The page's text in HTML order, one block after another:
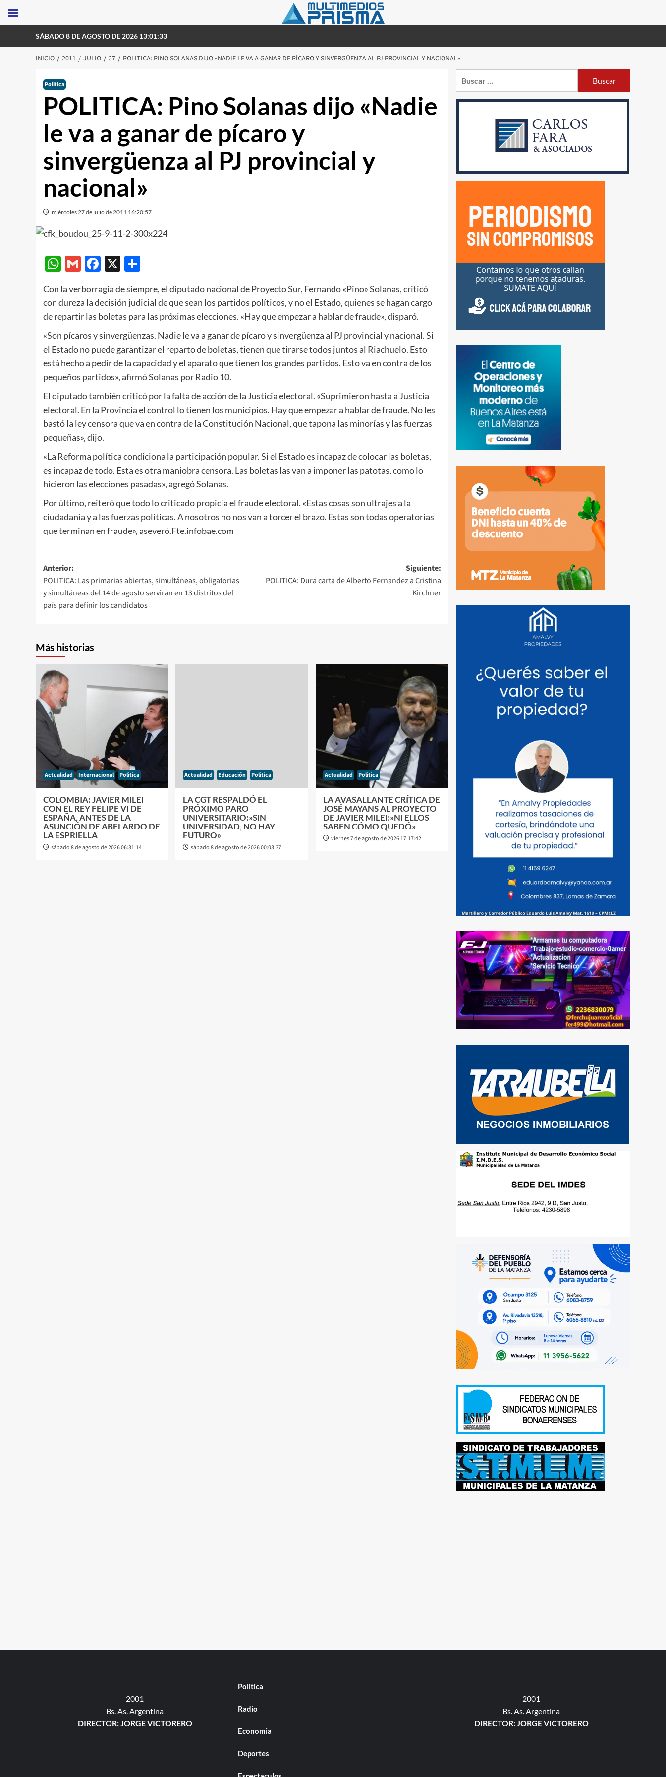
SÁBADO 8 DE AGOSTO DE 2026 13:01:33
INICIO 2011 JULIO 27 POLITICA: PINO SOLANAS DIJO «NADIE LE VA A GANAR DE PÍCARO Y SINVERGÜENZA AL PJ PROVINCIAL Y NACIONAL»
Politica
POLITICA: Pino Solanas dijo «Nadie
le va a ganar de pícaro y
sinvergüenza al PJ provincial y
nacional»
miércoles 27 de julio de 2011 16:20:57
WhatsApp
GmailFacebook
X
Con la verborragia de siempre, el diputado nacional de Proyecto Sur, Fernando «Pino» Solanas, criticó
con dureza la decisión judicial de que sean los partidos políticos, y no el Estado, quienes se hagan cargo
de repartir las boletas para las próximas elecciones. «Hay que empezar a hablar de fraude», disparó.
«Son pícaros y sinvergüenzas. Nadie le va a ganar de pícaro y sinvergüenza al PJ provincial y nacional. Si
el Estado no puede garantizar el reparto de boletas, tienen que tirarse todos juntos al Riachuelo. Esto
está hecho a pedir de la capacidad y el aparato que tienen los grandes partidos. Esto va en contra de los
pequeños partidos», afirmó Solanas por Radio 10.
El diputado también criticó por la falta de acción de la Justicia electoral. «Suprimieron hasta a Justicia
electoral. En la Provincia el control lo tienen los municipios. Hay que empezar a hablar de fraude. No les
bastó la ley censora que va en contra de la Constitución Nacional, que tapona las minorías y las fuerzas
pequeñas», dijo.
«La Reforma política condiciona la participación popular. Si el Estado es incapaz de colocar las boletas,
es incapaz de todo. Esta es otra maniobra censora. Las boletas las van a imponer las patotas, como lo
hicieron las elecciones pasadas», agregó Solanas.
Por último, reiteró que todo lo criticado propicia el fraude electoral. «Estas cosas son ultrajes a la
ciudadanía y a las fuerzas políticas. A nosotros no nos van a torcer el brazo. Estas son todas operatorias
que terminan en fraude», aseveró.Fte.infobae.com
Navegación
de
entradas
Anterior:
POLITICA: Las primarias abiertas, simultáneas, obligatorias
y simultáneas del 14 de agosto servirán en 13 distritos del
país para definir los candidatos
Siguiente:
POLITICA: Dura carta de Alberto Fernandez a Cristina
Kirchner
Más historias
Actualidad Internacional Politica
COLOMBIA: JAVIER MILEI
CON EL REY FELIPE VI DE
ESPAÑA, ANTES DE LA
ASUNCIÓN DE ABELARDO DE
LA ESPRIELLA
sábado 8 de agosto de 2026 06:31:14
Actualidad Educación Politica
LA CGT RESPALDÓ EL
PRÓXIMO PARO
UNIVERSITARIO:»SIN
UNIVERSIDAD, NO HAY
FUTURO»
sábado 8 de agosto de 2026 00:03:37
Actualidad Politica
LA AVASALLANTE CRÍTICA DE
JOSÉ MAYANS AL PROYECTO
DE JAVIER MILEI:»NI ELLOS
SABEN CÓMO QUEDÓ»
viernes 7 de agosto de 2026 17:17:42
2001
Bs. As. Argentina
DIRECTOR: JORGE VICTORERO
Politica
Radio
Economia
Deportes
2001
Bs. As. Argentina
DIRECTOR: JORGE VICTORERO